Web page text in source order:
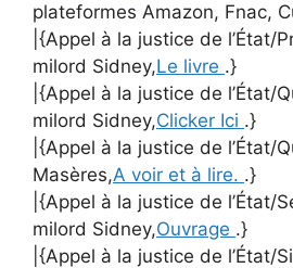
plateformes Amazon, Fnac,
|{Appel à la justice de l’État/
milord Sidney,Le livre .}
|{Appel à la justice de l’État/
milord Sidney,Clicker Ici .}
|{Appel à la justice de l’État/
Masères,A voir et à lire. .}
|{Appel à la justice de l’État/
milord Sidney,Ouvrage .}
|{Appel à la justice de l’État/